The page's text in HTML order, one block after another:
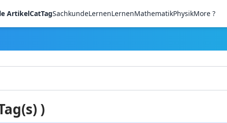
ArtikelCatTagSachkundeLernenLernenMathematikPhysikMore ?
)